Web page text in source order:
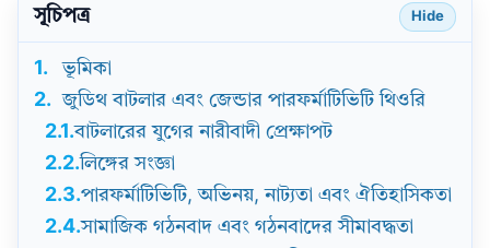
সূচিপত্র Hide
1.
ভূমিকা
2.
জুডিথ বাটলার এবং জেন্ডার পারফর্মাটিভিটি থিওরি
2.1.বাটলারের যুগের নারীবাদী প্রেক্ষাপট
2.2.লিঙ্গের সংজ্ঞা
2.3.পারফর্মাটিভিটি, অভিনয়, নাট্যতা এবং ঐতিহাসিকতা
2.4.সামাজিক গঠনবাদ এবং গঠনবাদের সীমাবদ্ধতা